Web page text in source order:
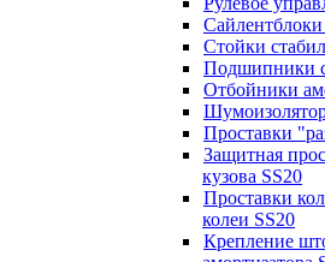
Стойки
Подшипники
Отбойники
Проставки
Защитная
кузова SS20
Проставки
колеи SS20
Крепление